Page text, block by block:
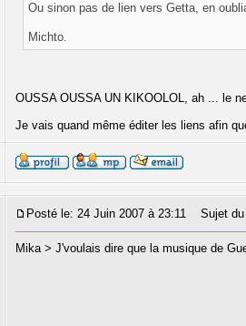
Ou sinon pas de lien vers Getta, en
Michto.
OUSSA OUSSA UN KIKOOLOL, ah ... le
Je vais quand même éditer les liens afin
Posté le: 24 Juin 2007 à 23:11 Sujet du
Mika > J'voulais dire que la musique de